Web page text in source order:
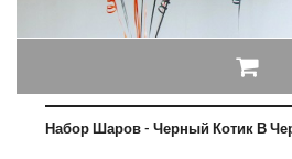
Набор Шаров - Черный Котик В